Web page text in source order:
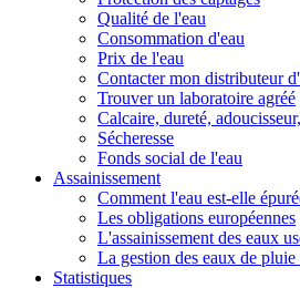
Qualité de l'eau
Consommation d'eau
Prix de l'eau
Contacter mon distributeur
Trouver un laboratoire agréé
Calcaire, dureté,
Sécheresse
Fonds social de l'eau
Assainissement
Comment l'eau est-elle
Les obligations européennes
L'assainissement des eaux
La gestion des eaux de
Statistiques